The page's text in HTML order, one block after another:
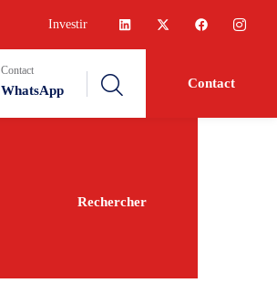
Investir
Contact
WhatsApp Contact
Rechercher